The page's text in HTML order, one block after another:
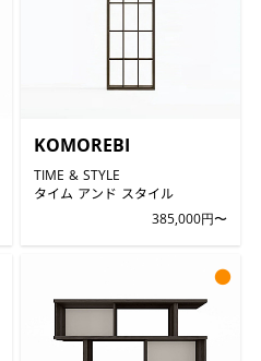
KOMOREBI
TIME & STYLE
タイム アンド スタイル
385,000円〜
●